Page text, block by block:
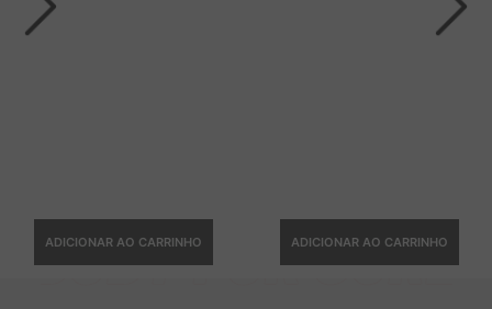
ADICIONAR AO CARRINHO ADICIONAR AO CARRINHO